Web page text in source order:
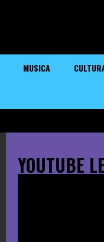
MUSICA
YOUTUBE